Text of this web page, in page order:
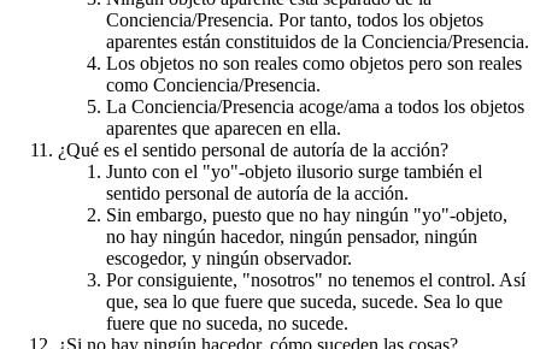
Conciencia/Presencia. Por tanto, todos los objetos
aparentes están constituidos de la Conciencia/Presencia.
Los objetos no son reales como objetos pero son reales
como Conciencia/Presencia.
La Conciencia/Presencia acoge/ama a todos los objetos
aparentes que aparecen en ella.
¿Qué es el sentido personal de autoría de la acción?
Junto con el "yo"-objeto ilusorio surge también el
sentido personal de autoría de la acción.
Sin embargo, puesto que no hay ningún "yo"-objeto,
no hay ningún hacedor, ningún pensador, ningún
escogedor, y ningún observador.
Por consiguiente, "nosotros" no tenemos el control. Así
que, sea lo que fuere que suceda, sucede. Sea lo que
fuere que no suceda, no sucede.
¿Si no hay ningún hacedor, cómo suceden las cosas?